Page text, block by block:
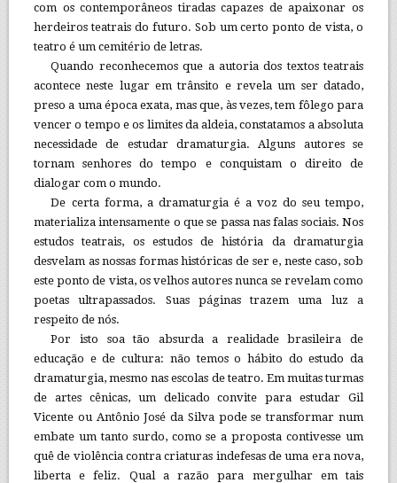
com os contemporâneos tiradas capazes de apaixonar os
herdeiros teatrais do futuro. Sob um certo ponto de vista, o
teatro é um cemitério de letras.
Quando reconhecemos que a autoria dos textos teatrais
acontece neste lugar em trânsito e revela um ser datado,
preso a uma época exata, mas que, às vezes, tem fôlego para
vencer o tempo e os limites da aldeia, constatamos a absoluta
necessidade de estudar dramaturgia. Alguns autores se
tornam senhores do tempo e conquistam o direito de
dialogar com o mundo.
De certa forma, a dramaturgia é a voz do seu tempo,
materializa intensamente o que se passa nas falas sociais. Nos
estudos teatrais, os estudos de história da dramaturgia
desvelam as nossas formas históricas de ser e, neste caso, sob
este ponto de vista, os velhos autores nunca se revelam como
poetas ultrapassados. Suas páginas trazem uma luz a
respeito de nós.
Por isto soa tão absurda a realidade brasileira de
educação e de cultura: não temos o hábito do estudo da
dramaturgia, mesmo nas escolas de teatro. Em muitas turmas
de artes cênicas, um delicado convite para estudar Gil
Vicente ou Antônio José da Silva pode se transformar num
embate um tanto surdo, como se a proposta contivesse um
quê de violência contra criaturas indefesas de uma era nova,
liberta e feliz. Qual a razão para mergulhar em tais